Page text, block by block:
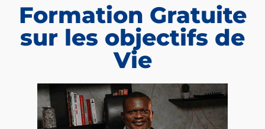
Formation Gratuite
sur les objectifs de
Vie